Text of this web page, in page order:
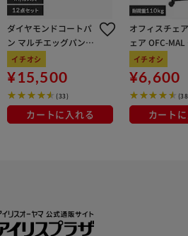
ダイヤモンドコートパ
ン マルチエッグパン入
り 12点セット IHガス
火対応 MEGI-12S ブラ
ウンメタリック
イチオシ
¥15,500
(33)
カートに入れる
オフィスチェ
ェア OFC-
ン
イチオシ
¥6,600
カート